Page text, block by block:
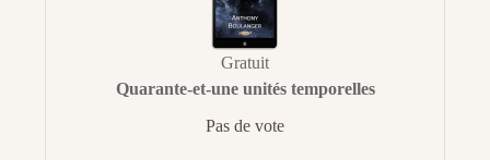
Gratuit
Quarante-et-une unités temporelles
Pas de vote